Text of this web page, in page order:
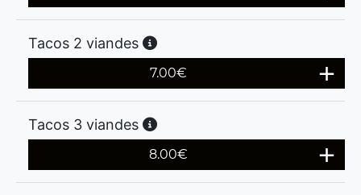
Tacos 2 viandes
7.00€
Tacos 3 viandes
8.00€